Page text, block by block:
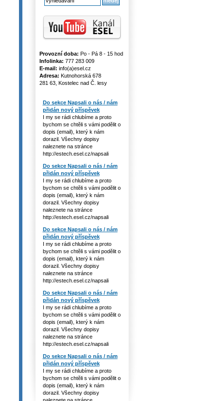
Provozní doba: Po - Pá 8 - 15 hod
Infolinka: 777 283 009
E-mail: info(a)esel.cz
Adresa: Kutnohorská 678
281 63, Kostelec nad Č. lesy
Do sekce Napsali o nás / nám
přidán nový příspěvek
I my se rádi chlubíme a proto
bychom se chtěli s vámi podělit o
dopis (email), který k nám
dorazil. Všechny dopisy
naleznete na stránce
http://estech.esel.cz/napsali
Do sekce Napsali o nás / nám
přidán nový příspěvek
I my se rádi chlubíme a proto
bychom se chtěli s vámi podělit o
dopis (email), který k nám
dorazil. Všechny dopisy
naleznete na stránce
http://estech.esel.cz/napsali
Do sekce Napsali o nás / nám
přidán nový příspěvek
I my se rádi chlubíme a proto
bychom se chtěli s vámi podělit o
dopis (email), který k nám
dorazil. Všechny dopisy
naleznete na stránce
http://estech.esel.cz/napsali
Do sekce Napsali o nás / nám
přidán nový příspěvek
I my se rádi chlubíme a proto
bychom se chtěli s vámi podělit o
dopis (email), který k nám
dorazil. Všechny dopisy
naleznete na stránce
http://estech.esel.cz/napsali
Do sekce Napsali o nás / nám
přidán nový příspěvek
I my se rádi chlubíme a proto
bychom se chtěli s vámi podělit o
dopis (email), který k nám
dorazil. Všechny dopisy